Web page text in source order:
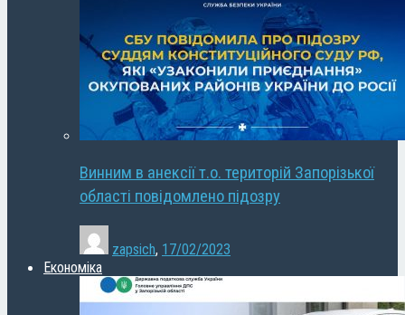
Винним в анексії т.о. територій Запорізької
області повідомлено підозру
zapsich, 17/02/2023
Економіка